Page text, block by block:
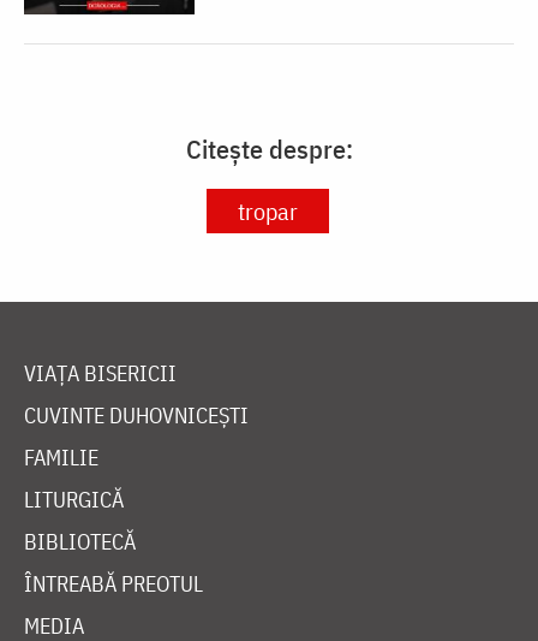
Citește despre:
tropar
VIAȚA BISERICII
CUVINTE DUHOVNICEȘTI
FAMILIE
LITURGICĂ
BIBLIOTECĂ
ÎNTREABĂ PREOTUL
MEDIA